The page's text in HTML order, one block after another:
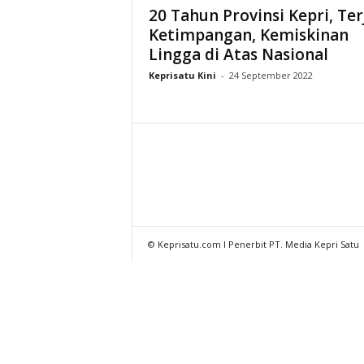
20 Tahun Provinsi Kepri,
Ketimpangan, Kemiskinan
Lingga di Atas Nasional
Keprisatu Kini - 24 September 2022
© Keprisatu.com I Penerbit PT. Media Kepri Satu